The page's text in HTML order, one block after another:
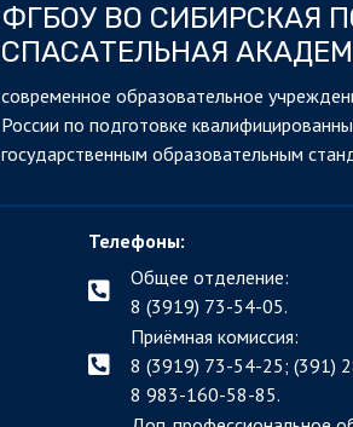
ФГБОУ ВО СИБИРСКАЯ
СПАСАТЕЛЬНАЯ
cовременное образовательное
России по подготовке
государственным образовательным
Телефоны:
Общее отделение:
8 (3919) 73-54-05.
Приёмная комиссия:
8 (3919) 73-54-25; (391)
8 983-160-58-85.